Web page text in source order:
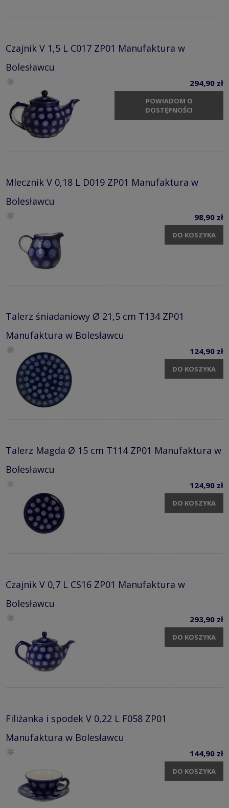
Czajnik V 1,5 L C017 ZP01 Manufaktura w
Bolesławcu
294,90 zł
POWIADOM O
DOSTĘPNOŚCI
Mlecznik V 0,18 L D019 ZP01 Manufaktura w
Bolesławcu
98,90 zł
DO KOSZYKA
Talerz śniadaniowy Ø 21,5 cm T134 ZP01
Manufaktura w Bolesławcu
124,90 zł
DO KOSZYKA
Talerz Magda Ø 15 cm T114 ZP01 Manufaktura w
Bolesławcu
124,90 zł
DO KOSZYKA
Czajnik V 0,7 L CS16 ZP01 Manufaktura w
Bolesławcu
293,90 zł
DO KOSZYKA
Filiżanka i spodek V 0,22 L F058 ZP01
Manufaktura w Bolesławcu
144,90 zł
DO KOSZYKA